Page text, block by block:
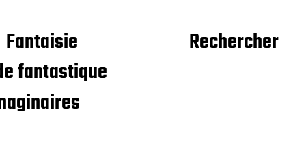
Fantaisie
fantastique
Rechercher